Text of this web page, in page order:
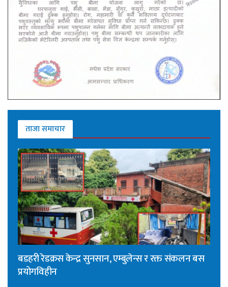
ताजा समाचार
बडहरी रेडक्रस केन्द्र सुनसान, एम्बुलेन्स र रक्त संकलन बस
प्रयोगविहीन